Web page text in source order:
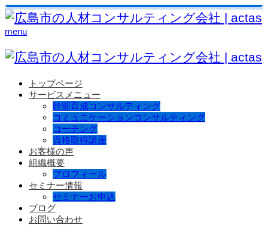
menu
トップページ
サービスメニュー
幹部育成コンサルティング
コミュニケーションコンサルティング
コーチング
資格取得講座
お客様の声
組織概要
プロフィール
セミナー情報
セミナーお申込
ブログ
お問い合わせ